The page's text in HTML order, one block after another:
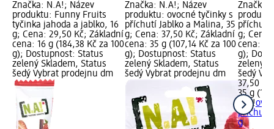
Značka: N.A!; Název
produktu: Funny Fruits
tyčinka jahoda a jablko, 16
g; Cena: 29,50 Kč; Základní
cena: 16 g (184,38 Kč za 100
g); Dostupnost: Status
zelený Skladem, Status
šedý Vybrat prodejnu dm
Značka: N.A!; Název
produktu: ovocné tyčinky s
příchutí Jablko a Malina, 35
g; Cena: 37,50 Kč; Základní
cena: 35 g (107,14 Kč za 100
g); Dostupnost: Status
zelený Skladem, Status
šedý Vybrat prodejnu dm
Značka:
příchutí
g; Cena:
cena: 35
g);
zelený
šedý
37,50 Kč
35 g
N.A!
příchutí
g